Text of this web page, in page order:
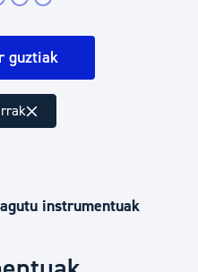
guztiak
instrumentuak